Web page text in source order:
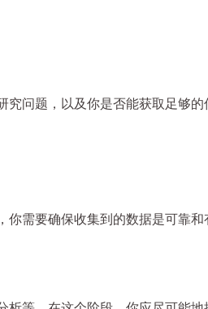
问题，以及你是否能获取足够
需要确保收集到的数据是可靠和